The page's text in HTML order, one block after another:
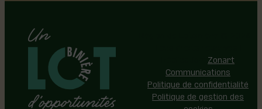
Zonart
Communications
Politique de confidentialité
Politique de gestion des